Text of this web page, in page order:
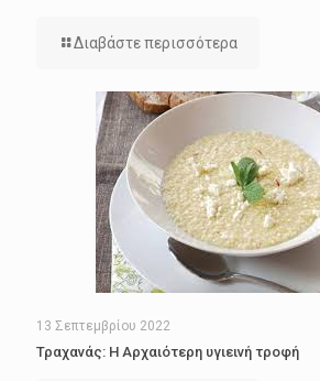
Διαβάστε περισσότερα
13 Σεπτεμβρίου 2022
Τραχανάς: Η Αρχαιότερη υγιεινή τροφή